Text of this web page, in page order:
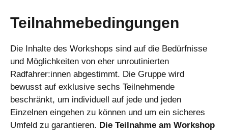
Teilnahmebedingungen
Die Inhalte des Workshops sind auf die Bedürfnisse
und Möglichkeiten von eher unroutinierten
Radfahrer:innen abgestimmt. Die Gruppe wird
bewusst auf exklusive sechs Teilnehmende
beschränkt, um individuell auf jede und jeden
Einzelnen eingehen zu können und um ein sicheres
Umfeld zu garantieren. Die Teilnahme am Workshop